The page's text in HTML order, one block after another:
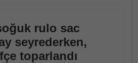
rulo sac
seyrederken,
toparlandı